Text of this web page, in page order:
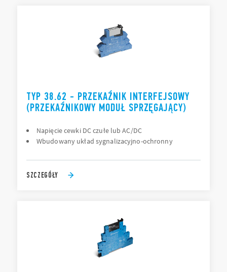
TYP 38.62 - PRZEKAŹNIK INTERFEJSOWY
(PRZEKAŹNIKOWY MODUŁ SPRZĘGAJĄCY)
Napięcie cewki DC czułe lub AC/DC
Wbudowany układ sygnalizacyjno-ochronny
SZCZEGÓŁY